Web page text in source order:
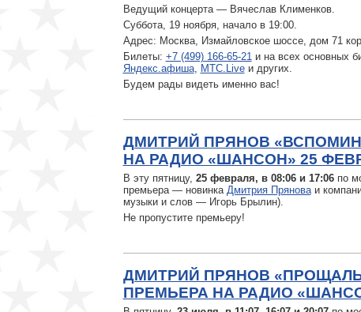
Ведущий концерта — Вячеслав Клименков.
Суббота, 19 ноября, начало в 19:00.
Адрес: Москва, Измайловское шоссе, дом 71
Билеты: +7 (499) 166-65-21 и на всех основных
Яндекс.афиша, МТС.Liveи других.
Будем рады видеть именно вас!
ДМИТРИЙ ПРЯНОВ
НА РАДИО «ШАНСОН» 25
В эту пятницу, 25 февраля, в 08:06 и 17:06по
премьера — новинка Дмитрия Пряноваи
музыки и слов — Игорь Брылин).
Не пропустите премьеру!
ДМИТРИЙ ПРЯНОВ
ПРЕМЬЕРА НА РАДИО